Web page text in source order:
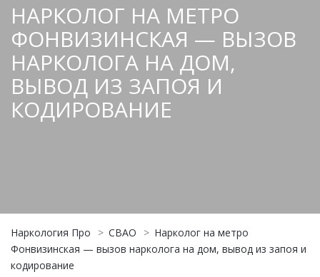
НАРКОЛОГ НА МЕТРО
ФОНВИЗИНСКАЯ — ВЫЗОВ
НАРКОЛОГА НА ДОМ,
ВЫВОД ИЗ ЗАПОЯ И
КОДИРОВАНИЕ
Наркология Про > СВАО > Нарколог на метро
Фонвизинская — вызов нарколога на дом, вывод из запоя и
кодирование